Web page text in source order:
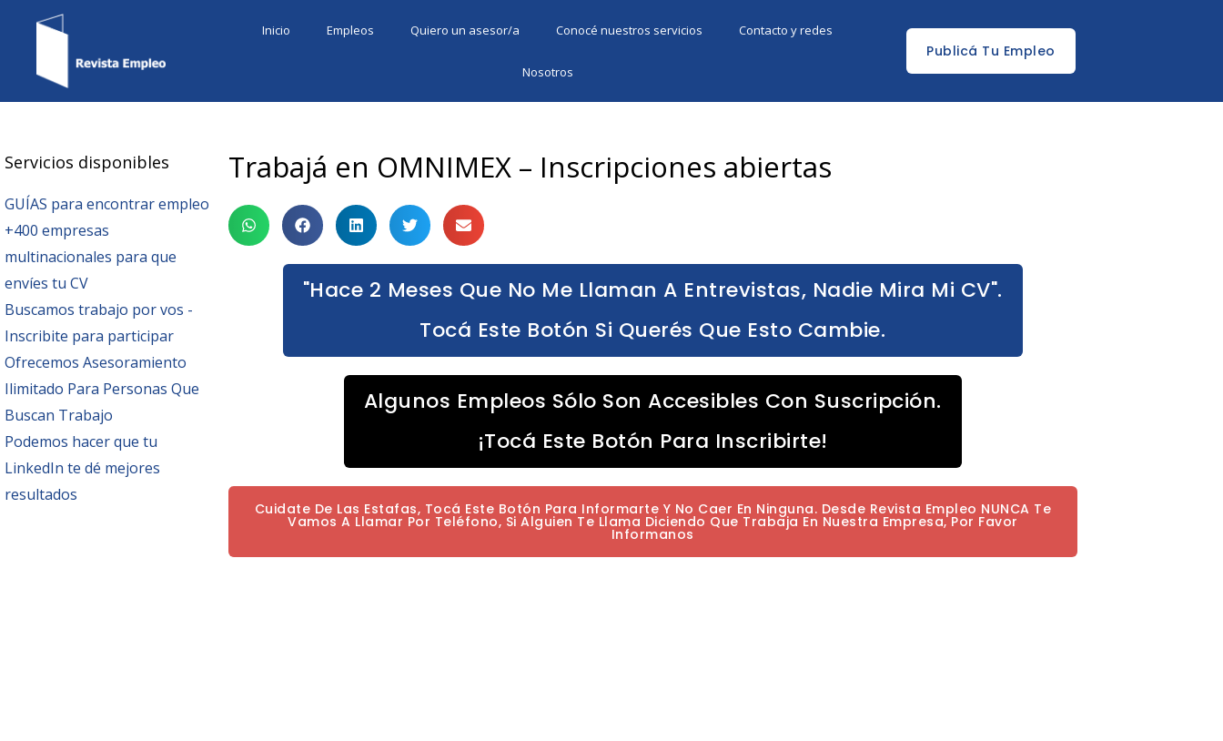
Inicio Empleos Quiero un asesor/a Conocé nuestros servicios Contacto y redes
Nosotros
Publicá Tu Empleo
Servicios disponibles
GUÍAS para encontrar empleo
+400 empresas
multinacionales para que
envíes tu CV
Buscamos trabajo por vos -
Inscribite para participar
Ofrecemos Asesoramiento
Ilimitado Para Personas Que
Buscan Trabajo
Podemos hacer que tu
LinkedIn te dé mejores
resultados
Trabajá en OMNIMEX – Inscripciones abiertas
"Hace 2 Meses Que No Me Llaman A Entrevistas, Nadie Mira Mi CV".
Tocá Este Botón Si Querés Que Esto Cambie.
Algunos Empleos Sólo Son Accesibles Con Suscripción.
¡Tocá Este Botón Para Inscribirte!
Cuidate De Las Estafas, Tocá Este Botón Para Informarte Y No Caer En Ninguna. Desde Revista Empleo NUNCA Te
Vamos A Llamar Por Teléfono, Si Alguien Te Llama Diciendo Que Trabaja En Nuestra Empresa, Por Favor
Informanos